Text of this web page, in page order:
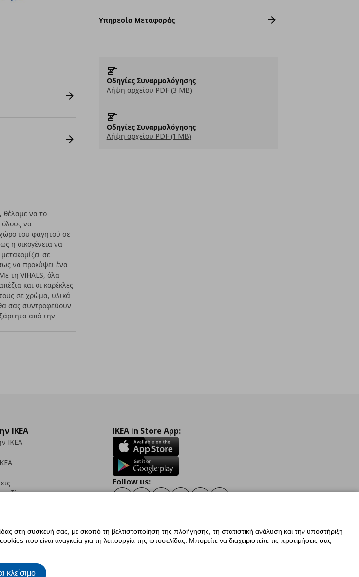
Υπηρεσία Μεταφοράς
Οδηγίες Συναρμολόγησης
Λήψη αρχείου PDF (3 MB)
Οδηγίες Συναρμολόγησης
Λήψη αρχείου PDF (1 MB)
θέλαμε να το
όλους να
του φαγητού σε
η οικογένεια να
σε
να προκύψει ένα
τη VIHALS, όλα
και οι καρέκλες
σε χρώμα, υλικά
σας συντροφεύουν
από την
IKEA
IKEA
μαζί μας
IKEA in Store App:
Follow us:
Γενική Πολιτική Προσωπικών Δεδομένων
στη συσκευή σας, με σκοπό τη βελτιστοποίηση της πλοήγησης, τη στατιστική ανάλυση και την υποστήριξη
που είναι αναγκαία για τη λειτουργία της ιστοσελίδας. Μπορείτε να διαχειριστείτε τις προτιμήσεις σας
κλείσιμο